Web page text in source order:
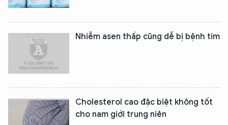
Nhiễm asen thấp cũng dễ bị bệnh tim
Cholesterol cao đặc biệt không tốt
cho nam giới trung niên